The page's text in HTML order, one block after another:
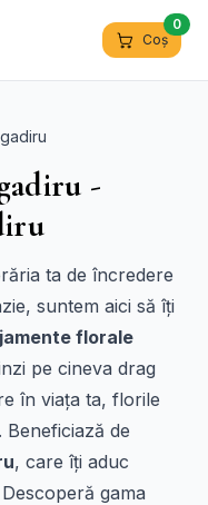
Coș
0
-
ta de încredere
suntem aici să îți
florale
pe cineva drag
în viața ta, florile
de
, care îți aduc
gama